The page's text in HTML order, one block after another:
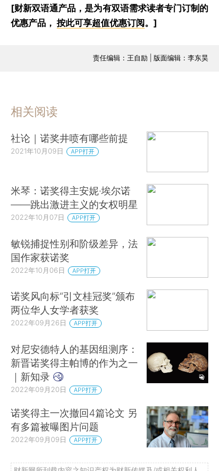
[财新双语通产品，是为有双语需求读者专门订制的
优惠产品，按此可享超值优惠订阅 。]
责任编辑：王自励 | 版面编辑：李东昊
相关阅读
社论｜诺奖井喷有哪些前提
2021年10月09日 APP打开
米琴：诺奖得主安妮·埃尔诺
——跳出激进主义的女权明星
2022年10月07日 APP打开
敏锐捕捉性别和阶级差异，法
国作家获诺奖
2022年10月06日 APP打开
诺奖风向标“引文桂冠奖”颁布
两位华人女学者获奖
2022年09月26日 APP打开
对尼安德特人的基因组测序：
新晋诺奖得主帕博的作为之一
｜新知录
2022年09月20日 APP打开
诺奖得主一次撤回4篇论文 另
有多篇被曝图片问题
2022年09月09日 APP打开